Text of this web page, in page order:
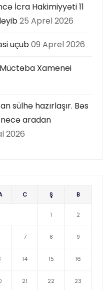
İcra Hakimiyyəti 11
25 Aprel 2026
uçub09 Aprel 2026
Xamenei
sülhə hazırlaşır. Bəs
aradan
2026
C Ş B
1 2
7 8 9
14 15 16
21 22 23